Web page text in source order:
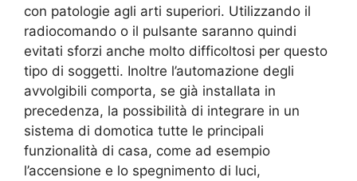
con patologie agli arti superiori. Utilizzando il
radiocomando o il pulsante saranno quindi
evitati sforzi anche molto difficoltosi per questo
tipo di soggetti. Inoltre l’automazione degli
avvolgibili comporta, se già installata in
precedenza, la possibilità di integrare in un
sistema di domotica tutte le principali
funzionalità di casa, come ad esempio
l’accensione e lo spegnimento di luci,